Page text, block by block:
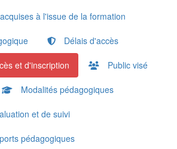
à l'issue de la formation
Délais d'accès
et d'inscription Public visé
Modalités pédagogiques
et de suivi
pédagogiques